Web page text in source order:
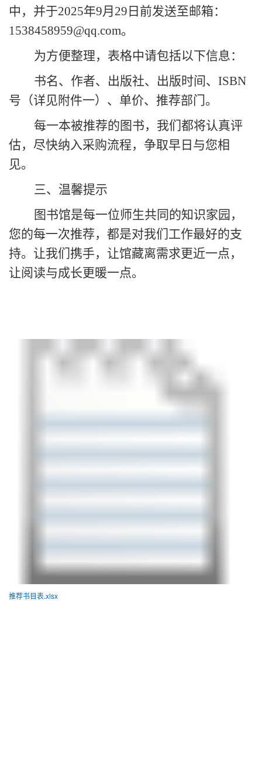
中，并于2025年9月29 日前发送至邮箱：
1538458959@qq.com。
为方便整理，表格中请包括以下信息：
书名、作者、出版社、出版时间 、 ISBN
号 （详见附件一） 、 单价、推荐部门 。
每一本被推荐的图书，我们都将认真评
估，尽快纳入采购流程，争取早日与您相
见。
三、温馨提示
图书馆是每一位师生共同的知识家园，
您的每一次推荐，都是对我们工作最好的支
持。让我们携手，让馆藏离需求更近一点，
让阅读与成长更暖一点。
推荐书目表.xlsx